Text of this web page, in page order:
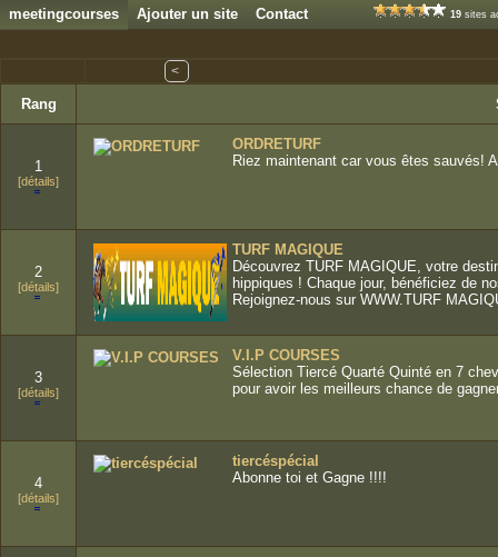
meetingcourses Ajouter un site Contact 19 sites
<
Rang
1
[détails]
ORDRETURF
Riez maintenant car vous êtes sauvés!
2
[détails]
TURF MAGIQUE
Découvrez TURF MAGIQUE, votre
hippiques ! Chaque jour, bénéficiez de
Rejoignez-nous sur WWW.TURF
3
[détails]
V.I.P COURSES
Sélection Tiercé Quarté Quinté en 7
pour avoir les meilleurs chance de
4
[détails]
tiercéspécial
Abonne toi et Gagne !!!!